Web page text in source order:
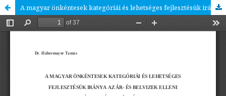
A magyar önkéntesek kategóriái és lehetséges fejlesztésük iránya az ár- és belvizek elleni védekezések tükrében